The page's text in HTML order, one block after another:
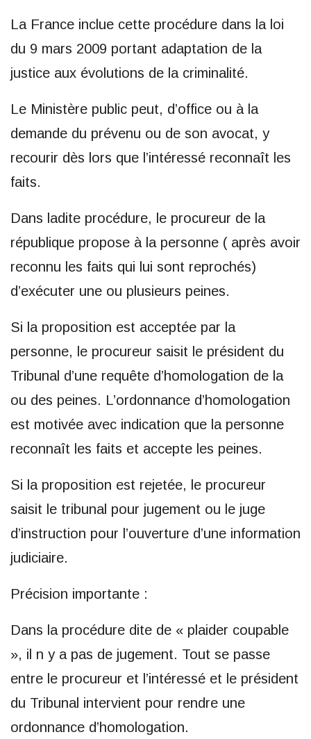
La France inclue cette procédure dans la loi
du 9 mars 2009 portant adaptation de la
justice aux évolutions de la criminalité.
Le Ministère public peut, d’office ou à la
demande du prévenu ou de son avocat, y
recourir dès lors que l’intéressé reconnaît les
faits.
Dans ladite procédure, le procureur de la
république propose à la personne ( après avoir
reconnu les faits qui lui sont reprochés)
d’exécuter une ou plusieurs peines.
Si la proposition est acceptée par la
personne, le procureur saisit le président du
Tribunal d’une requête d’homologation de la
ou des peines. L’ordonnance d’homologation
est motivée avec indication que la personne
reconnaît les faits et accepte les peines.
Si la proposition est rejetée, le procureur
saisit le tribunal pour jugement ou le juge
d’instruction pour l’ouverture d’une information
judiciaire.
Précision importante :
Dans la procédure dite de « plaider coupable
», il n y a pas de jugement. Tout se passe
entre le procureur et l’intéressé et le président
du Tribunal intervient pour rendre une
ordonnance d’homologation.